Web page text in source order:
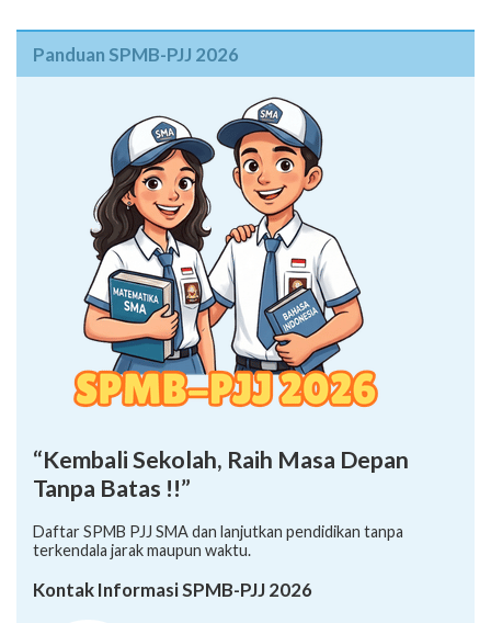
Panduan SPMB-PJJ 2026
“Kembali Sekolah, Raih Masa Depan
Tanpa Batas !!”
Daftar SPMB PJJ SMA dan lanjutkan pendidikan tanpa
terkendala jarak maupun waktu.
Kontak Informasi SPMB-PJJ 2026